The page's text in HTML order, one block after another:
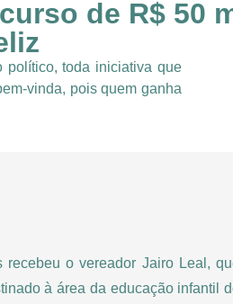
de R$ 50
político, toda iniciativa que
vinda, pois quem ganha
recebeu o vereador Jairo Leal,
à área da educação infantil